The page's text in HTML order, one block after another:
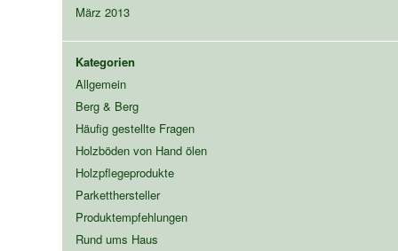
März 2013
Kategorien
Allgemein
Berg & Berg
Häufig gestellte Fragen
Holzböden von Hand ölen
Holzpflegeprodukte
Parketthersteller
Produktempfehlungen
Rund ums Haus